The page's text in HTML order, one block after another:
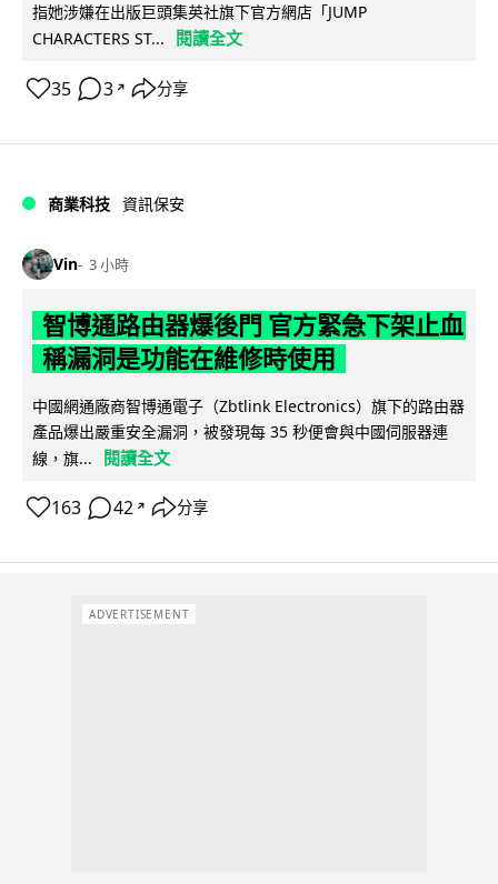
指她涉嫌在出版巨頭集英社旗下官方網店「JUMP
CHARACTERS ST...
閱讀全文
35 3 ↗ 分享
商業科技 資訊保安
Vin 3 小時
智博通路由器爆後門 官方緊急下架止血
稱漏洞是功能在維修時使用
中國網通廠商智博通電子（Zbtlink Electronics）旗下的路由器
產品爆出嚴重安全漏洞，被發現每 35 秒便會與中國伺服器連
線，旗...
閱讀全文
163 42 ↗ 分享
ADVERTISEMENT